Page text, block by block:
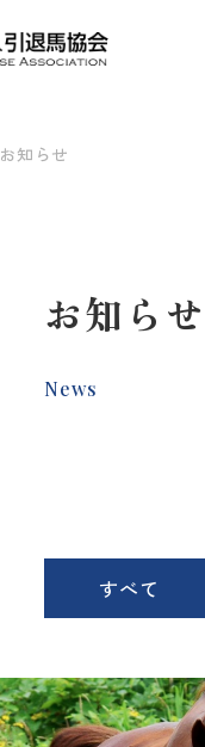
お知らせ
お知らせ
News
すべて